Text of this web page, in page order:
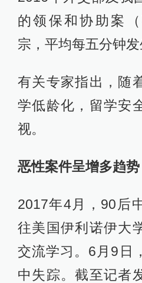
的领保和协助案
宗，平均每五分钟发
有关专家指出，随
学低龄化，留学安
视。
恶性案件呈增多趋势
2017年4月，90后
往美国伊利诺伊大
交流学习。6月9日
中失踪。截至记者